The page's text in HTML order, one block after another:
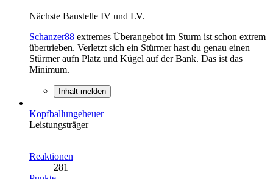
Nächste Baustelle IV und LV.
Schanzer88 extremes Überangebot im Sturm ist schon extrem
übertrieben. Verletzt sich ein Stürmer hast du genau einen
Stürmer aufn Platz und Kügel auf der Bank. Das ist das
Minimum.
Inhalt melden
Kopfballungeheuer
Leistungsträger
Reaktionen
281